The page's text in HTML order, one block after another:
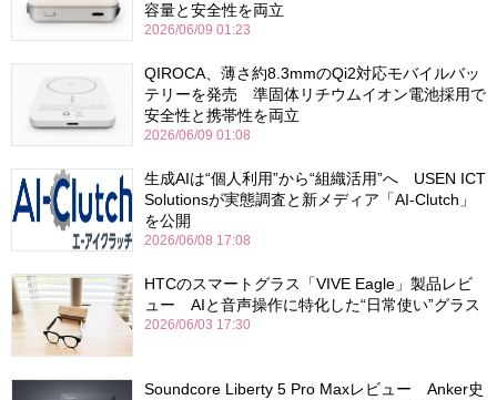
容量と安全性を両立
2026/06/09 01:23
QIROCA、薄さ約8.3mmのQi2対応モバイルバッ
テリーを発売 準固体リチウムイオン電池採用で
安全性と携帯性を両立
2026/06/09 01:08
生成AIは“個人利用”から“組織活用”へ USEN ICT
Solutionsが実態調査と新メディア「AI-Clutch」
を公開
2026/06/08 17:08
HTCのスマートグラス「VIVE Eagle」製品レビ
ュー AIと音声操作に特化した“日常使い”グラス
2026/06/03 17:30
Soundcore Liberty 5 Pro Maxレビュー Anker史